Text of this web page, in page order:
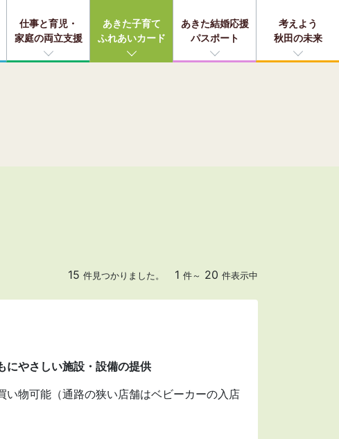
仕事と育児・
家庭の両立支援
あきた子育て
ふれあいカード
あきた結婚応援
パスポート
考えよう
秋田の未来
15 件見つかりました。 1 件～ 20 件表示中
にやさしい施設・設備の提供
い物可能（通路の狭い店舗はベビーカーの入店